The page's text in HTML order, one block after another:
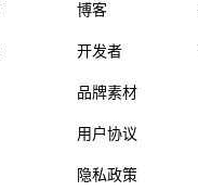
博客
开发者
品牌素材
用户协议
隐私政策